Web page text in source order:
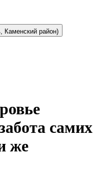
Каменский район)
самих
же